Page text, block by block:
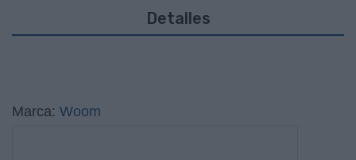
Detalles
Marca: Woom